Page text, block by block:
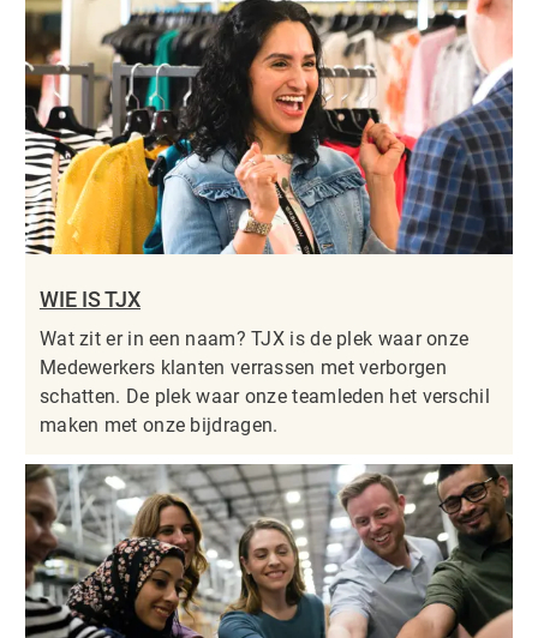
WIE IS TJX
Wat zit er in een naam? TJX is de plek waar onze
Medewerkers klanten verrassen met verborgen
schatten. De plek waar onze teamleden het verschil
maken met onze bijdragen.